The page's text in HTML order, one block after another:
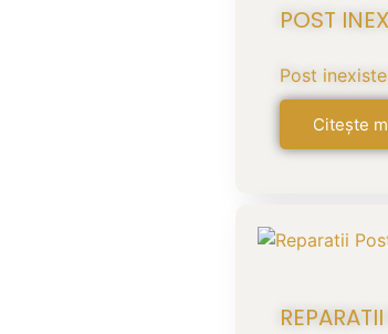
POST
Post
Citește